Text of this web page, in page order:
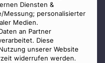
Diensten &
Messung; personalisierter
Medien.
an Partner
Diese
unserer Website
widerrufen werden.